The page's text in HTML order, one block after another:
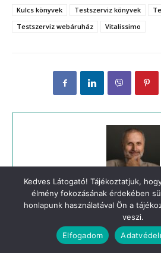
Kedves Látogató! Tájékoztatjuk,
élmény fokozásának érdekében
honlapunk használatával Ön a
veszi.
Elfogadom